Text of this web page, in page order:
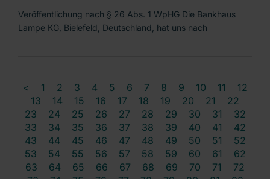
Veröffentlichung nach § 26 Abs. 1 WpHG Die Bankhaus
Lampe KG, Bielefeld, Deutschland, hat uns nach
< 1 2 3 4 5 6 7 8 9 10 11
12
13
14 15 16 17 18 19 20 21
22
23
24 25 26 27 28 29 30 31
32
33
34 35 36 37 38 39 40 41
42
43
44 45 46 47 48 49 50 51
52
53
54 55 56 57 58 59 60 61
62
63
64 65 66 67 68 69 70 71
72